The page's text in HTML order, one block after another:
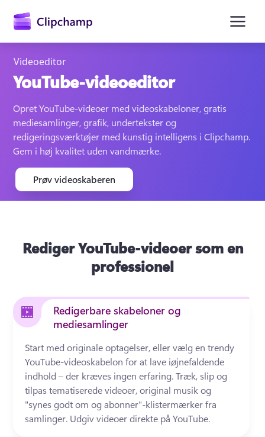
Log på
Prøv det gratis
Videoeditor
YouTube-videoeditor
Opret YouTube-videoer med videoskabeloner, gratis
mediesamlinger, grafik, undertekster og
redigeringsværktøjer med kunstig intelligens i Clipchamp.
Gem i høj kvalitet uden vandmærke.
Prøv videoskaberen
Rediger YouTube-videoer som en
professionel
Redigerbare skabeloner og
mediesamlinger
Start med originale optagelser, eller vælg en trendy
YouTube-videoskabelon for at lave iøjnefaldende
indhold – der kræves ingen erfaring. Træk, slip og
tilpas tematiserede videoer, original musik og
"synes godt om og abonner"-klistermærker fra
samlinger. Udgiv videoer direkte på YouTube.